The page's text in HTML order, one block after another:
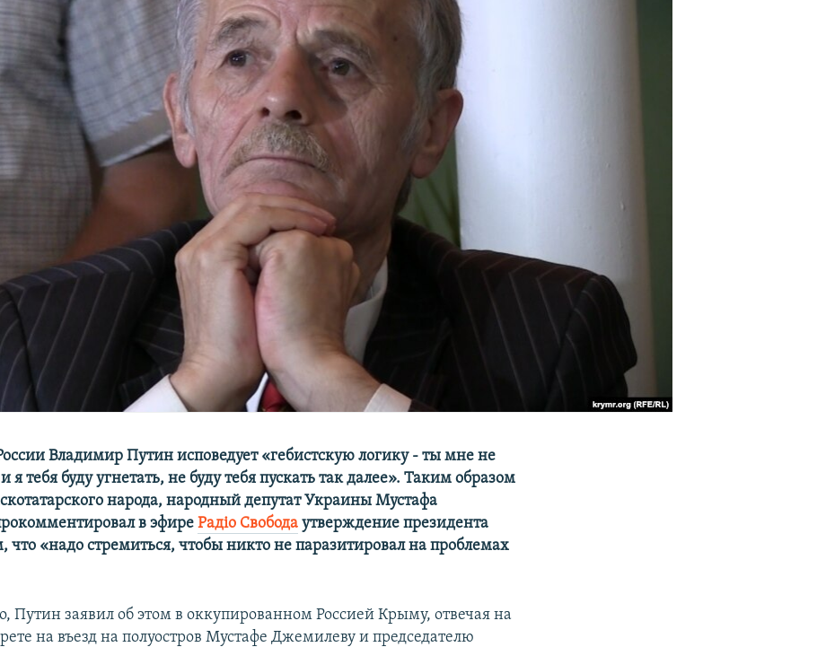
Владимир Путин исповедует «гебистскую логику - ты мне не
я тебя буду угнетать, не буду тебя пускать так далее». Таким образом
народа, народный депутат Украины Мустафа
в эфиреРадіо Свобода утверждение президента
что «надо стремиться, чтобы никто не паразитировал на проблемах
Путин заявил об этом в оккупированном Россией Крыму, отвечая на
на въезд на полуостров Мустафе Джемилеву и председателю